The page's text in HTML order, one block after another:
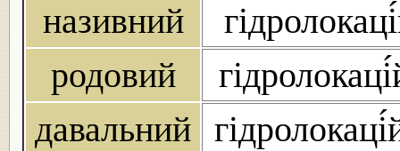
називний
родовий
давальний